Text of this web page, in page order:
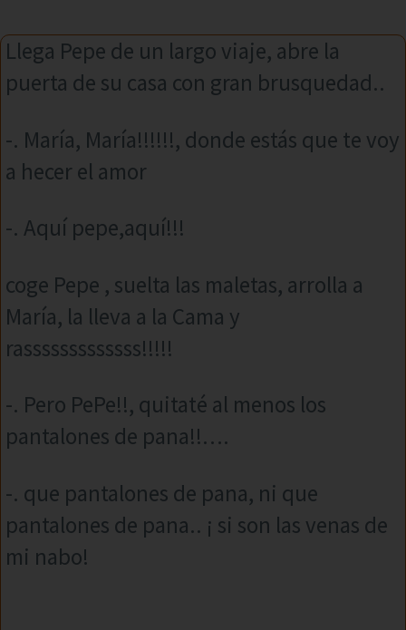
Llega Pepe de un largo viaje, abre la
puerta de su casa con gran brusquedad..
-. María, María!!!!!!, donde estás que te voy
a hecer el amor
-. Aquí pepe,aquí!!!
coge Pepe , suelta las maletas, arrolla a
María, la lleva a la Cama y
rasssssssssssss!!!!!
-. Pero PePe!!, quitaté al menos los
pantalones de pana!!….
-. que pantalones de pana, ni que
pantalones de pana.. ¡ si son las venas de
mi nabo!